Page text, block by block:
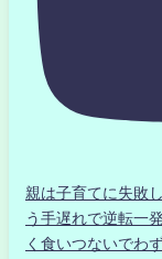
親は子育てに失敗
う手遅れで逆転一
く食いつないでわ